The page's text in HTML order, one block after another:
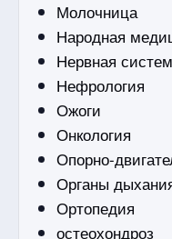
Молочница
Народная
Нервная
Нефрология
Ожоги
Онкология
Опорно-
Органы
Ортопедия
остеохондроз